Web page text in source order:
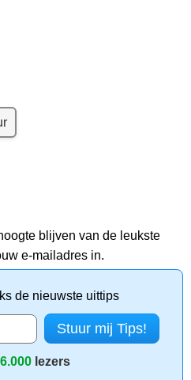
blijven van de leukste
e-mailadres in.
de nieuwste uittips
lezers